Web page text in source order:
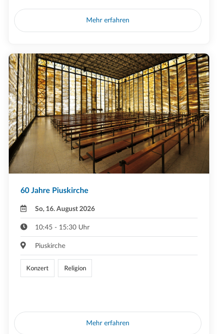
Mehr erfahren
60 Jahre Piuskirche
So, 16. August 2026
10:45 - 15:30 Uhr
Piuskirche
Konzert Religion
Mehr erfahren